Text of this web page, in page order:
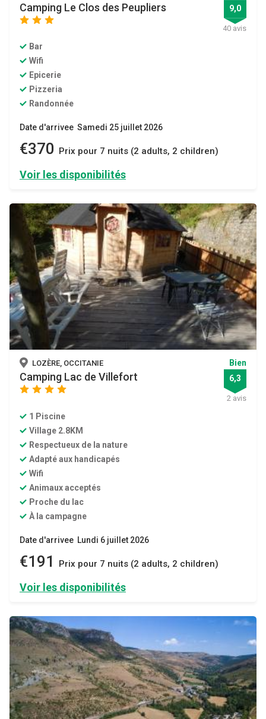
Camping Le Clos des Peupliers
star star
9,0
40 avis
Bar
Wifi
Epicerie
Pizzeria
Randonnée
Date d'arrivee Samedi 25 juillet 2026
€370 Prix ​​pour 7 nuits (2 adults, 2 children)
Voir les disponibilités
LOZÈRE, OCCITANIE
Camping Lac de Villefort
star star star
Bien
6,3
2 avis
1 Piscine
Village 2.8KM
Respectueux de la nature
Adapté aux handicapés
Wifi
Animaux acceptés
Proche du lac
À la campagne
Date d'arrivee Lundi 6 juillet 2026
€191 Prix ​​pour 7 nuits (2 adults, 2 children)
Voir les disponibilités